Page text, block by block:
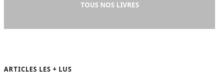
TOUS NOS LIVRES
ARTICLES LES + LUS